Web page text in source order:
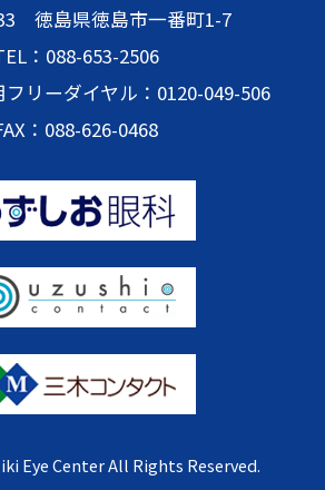
徳島県徳島市一番町1-7
：088-653-2506
リーダイヤル：0120-049-506
：088-626-0468
Eye Center All Rights Reserved.